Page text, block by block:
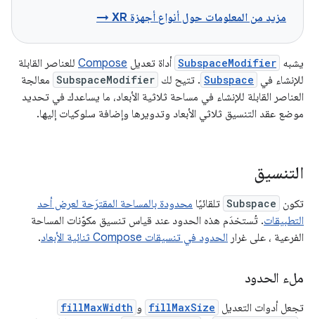
مزيد من المعلومات حول أنواع أجهزة XR →
يشبه SubspaceModifier أداة تعديل Compose للعناصر القابلة
للإنشاء في Subspace . تتيح لك SubspaceModifier معالجة
العناصر القابلة للإنشاء في مساحة ثلاثية الأبعاد، ما يساعدك في تحديد
موضع عقد التنسيق ثلاثي الأبعاد وتدويرها وإضافة سلوكيات إليها.
التنسيق
تكون Subspace تلقائيًا محدودة بالمساحة المقترَحة لعرض أحد
التطبيقات. تُستخدَم هذه الحدود عند قياس تنسيق مكوّنات المساحة
الفرعية ، على غرار الحدود في تنسيقات Compose ثنائية الأبعاد .
ملء الحدود
تجعل أدوات التعديل fillMaxSize و fillMaxWidth